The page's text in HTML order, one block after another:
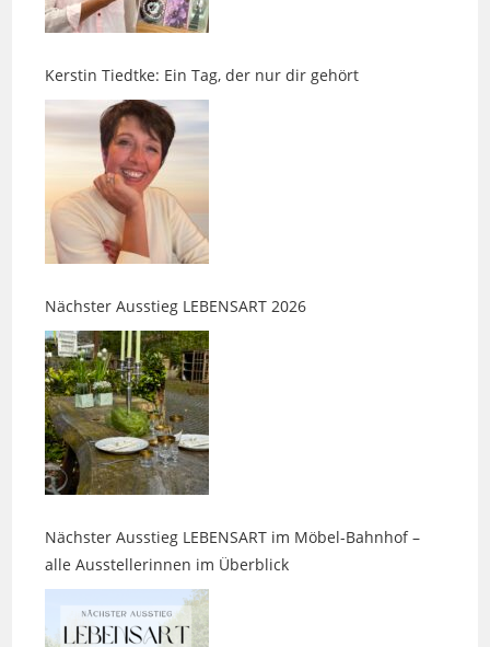
Kerstin Tiedtke: Ein Tag, der nur dir gehört
Nächster Ausstieg LEBENSART 2026
Nächster Ausstieg LEBENSART im Möbel-Bahnhof –